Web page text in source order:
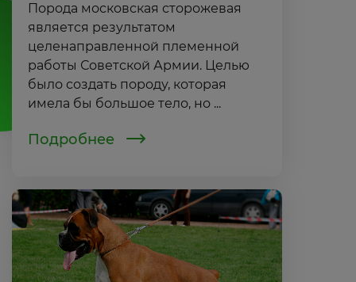
Порода московская сторожевая
является результатом
целенаправленной племенной
работы Советской Армии. Целью
было создать породу, которая
имела бы большое тело, но ...
Подробнее